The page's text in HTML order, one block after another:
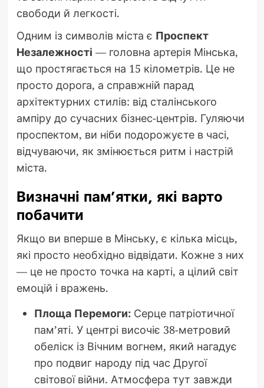
свободи й легкості.
Одним із символів міста є Проспект
Незалежності — головна артерія Мінська,
що простягається на 15 кілометрів. Це не
просто дорога, а справжній парад
архітектурних стилів: від сталінського
ампіру до сучасних бізнес-центрів. Гуляючи
проспектом, ви ніби подорожуєте в часі,
відчуваючи, як змінюється ритм і настрій
міста.
Визначні пам’ятки, які варто
побачити
Якщо ви вперше в Мінську, є кілька місць,
які просто необхідно відвідати. Кожне з них
— це не просто точка на карті, а цілий світ
емоцій і вражень.
Площа Перемоги:Серце патріотичної
пам’яті. У центрі височіє 38-метровий
обеліск із Вічним вогнем, який нагадує
про подвиг народу під час Другої
світової війни. Атмосфера тут завжди